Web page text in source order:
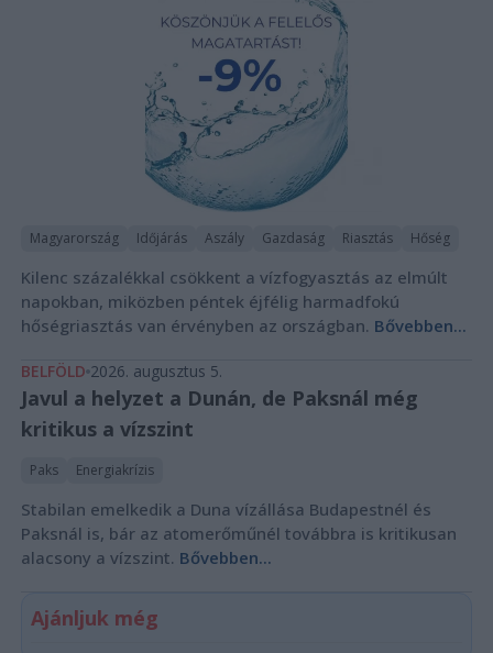
Magyarország Időjárás Aszály Gazdaság Riasztás Hőség
Kilenc százalékkal csökkent a vízfogyasztás az elmúlt
napokban, miközben péntek éjfélig harmadfokú
hőségriasztás van érvényben az országban. Bővebben...
BELFÖLD 2026. augusztus 5.
Javul a helyzet a Dunán, de Paksnál még
kritikus a vízszint
Paks Energiakrízis
Stabilan emelkedik a Duna vízállása Budapestnél és
Paksnál is, bár az atomerőműnél továbbra is kritikusan
alacsony a vízszint. Bővebben...
Ajánljuk még